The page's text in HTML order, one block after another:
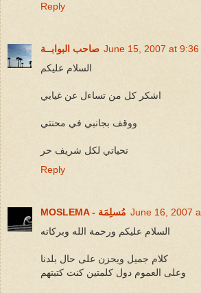
Reply
صاحب البوابــة June 15, 2007 at 9:36
السلام عليكم
اشكر كل من تساءل عن غيابي
ووقف بجانبي في محنتي
تحياتي لكل شريف حر
Reply
MOSLEMA - مُسلِمَة June 16, 2007
السلام عليكم ورحمة الله وبركاته
كلام جميل ويحزن على حال بلدنا
وعلى العموم دول كلمتين كنت كتبتهم